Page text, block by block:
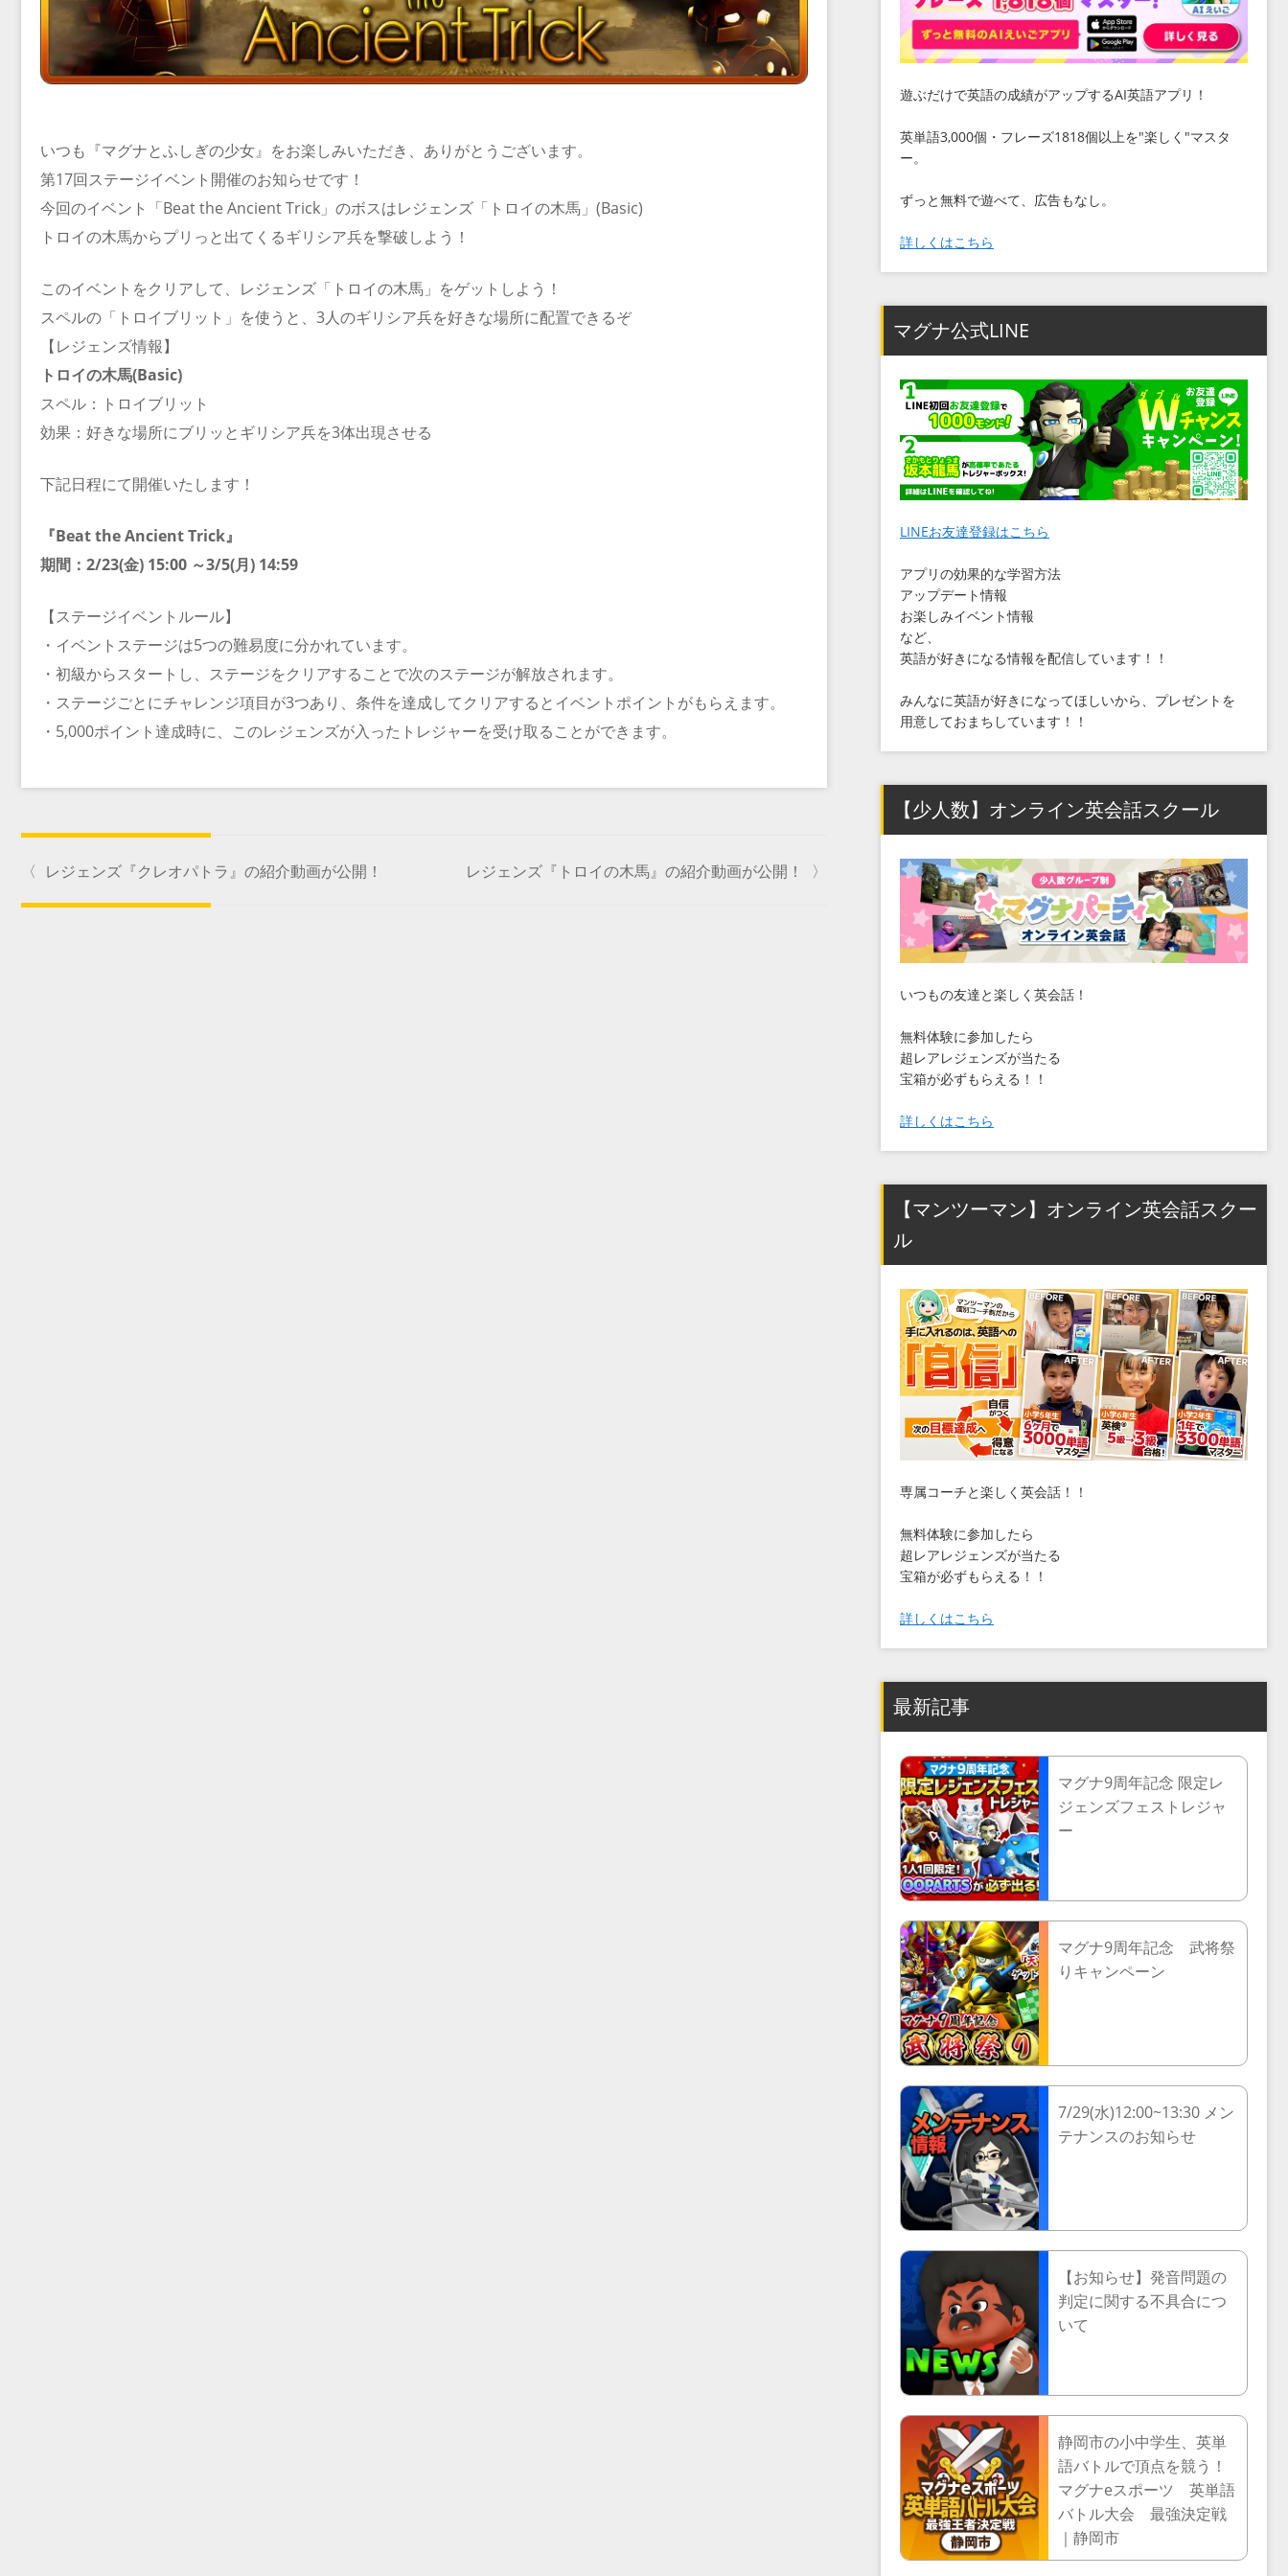
いつも『マグナとふしぎの少女』をお楽しみいただき、ありがとうございます。
第17回ステージイベント開催のお知らせです！
今回のイベント「Beat the Ancient Trick」のボスはレジェンズ「トロイの木馬」(Basic)
トロイの木馬からプリっと出てくるギリシア兵を撃破しよう！
このイベントをクリアして、レジェンズ「トロイの木馬」をゲットしよう！
スペルの「トロイブリット」を使うと、3人のギリシア兵を好きな場所に配置できるぞ
【レジェンズ情報】
トロイの木馬(Basic)
スペル：トロイブリット
効果：好きな場所にブリッとギリシア兵を3体出現させる
下記日程にて開催いたします！
『Beat the Ancient Trick』
期間：2/23(金) 15:00 ～3/5(月) 14:59
【ステージイベントルール】
・イベントステージは5つの難易度に分かれています。
・初級からスタートし、ステージをクリアすることで次のステージが解放されます。
・ステージごとにチャレンジ項目が3つあり、条件を達成してクリアするとイベントポイントがもらえます。
・5,000ポイント達成時に、このレジェンズが入ったトレジャーを受け取ることができます。
〈 レジェンズ『クレオパトラ』の紹介動画が公開！ レジェンズ『トロイの木馬』の紹介動画が公開！ 〉
遊ぶだけで英語の成績がアップするAI英語アプリ！
英単語3,000個・フレーズ1818個以上を"楽しく"マスタ
ー。
ずっと無料で遊べて、広告もなし。
詳しくはこちら
マグナ公式LINE
LINEお友達登録はこちら
アプリの効果的な学習方法
アップデート情報
お楽しみイベント情報
など、
英語が好きになる情報を配信しています！！
みんなに英語が好きになってほしいから、プレゼントを
用意しておまちしています！！
【少人数】オンライン英会話スクール
いつもの友達と楽しく英会話！
無料体験に参加したら
超レアレジェンズが当たる
宝箱が必ずもらえる！！
詳しくはこちら
【マンツーマン】オンライン英会話スクー
ル
専属コーチと楽しく英会話！！
無料体験に参加したら
超レアレジェンズが当たる
宝箱が必ずもらえる！！
詳しくはこちら
最新記事
マグナ9周年記念 限定レ
ジェンズフェストレジャ
ー
マグナ9周年記念 武将祭
りキャンペーン
7/29(水)12:00~13:30 メン
テナンスのお知らせ
【お知らせ】発音問題の
判定に関する不具合につ
いて
静岡市の小中学生、英単
語バトルで頂点を競う！
マグナeスポーツ 英単語
バトル大会 最強決定戦
｜静岡市